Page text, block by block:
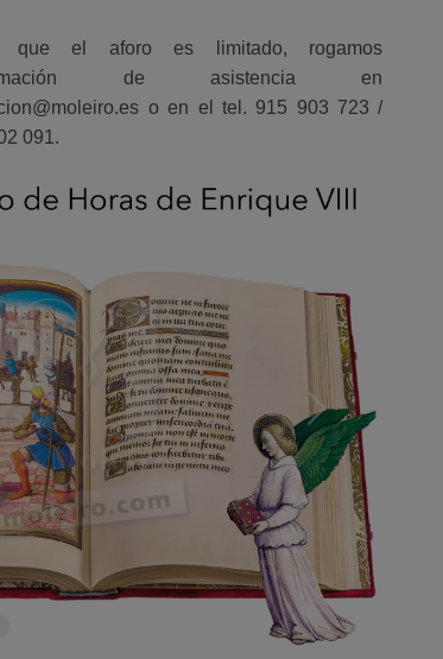
que el aforo es limitado, rogamos
de asistencia en
o en el tel. 915 903 723 /
091.